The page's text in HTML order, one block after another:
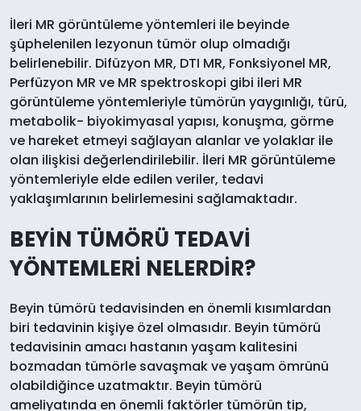
İleri MR görüntüleme yöntemleri ile beyinde
şüphelenilen lezyonun tümör olup olmadığı
belirlenebilir. Difüzyon MR, DTI MR, Fonksiyonel MR,
Perfüzyon MR ve MR spektroskopi gibi ileri MR
görüntüleme yöntemleriyle tümörün yaygınlığı, türü,
metabolik- biyokimyasal yapısı, konuşma, görme
ve hareket etmeyi sağlayan alanlar ve yolaklar ile
olan ilişkisi değerlendirilebilir. İleri MR görüntüleme
yöntemleriyle elde edilen veriler, tedavi
yaklaşımlarının belirlemesini sağlamaktadır.
BEYİN TÜMÖRÜ TEDAVİ
YÖNTEMLERİ NELERDİR?
Beyin tümörü tedavisinden en önemli kısımlardan
biri tedavinin kişiye özel olmasıdır. Beyin tümörü
tedavisinin amacı hastanın yaşam kalitesini
bozmadan tümörle savaşmak ve yaşam ömrünü
olabildiğince uzatmaktır. Beyin tümörü
ameliyatında en önemli faktörler tümörün tip,